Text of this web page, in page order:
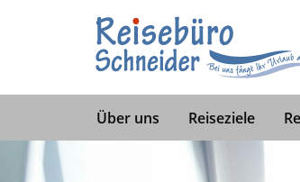
Über uns Reiseziele